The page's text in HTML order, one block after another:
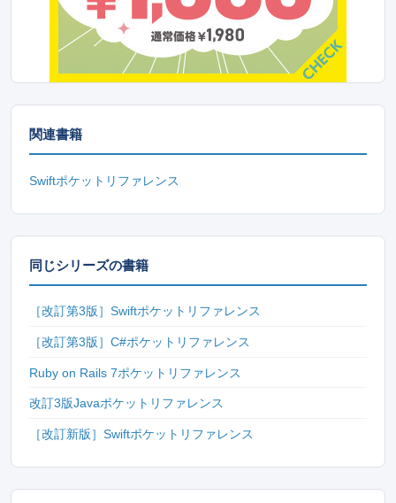
関連書籍
Swiftポケットリファレンス
同じシリーズの書籍
［改訂第3版］Swiftポケットリファレンス
［改訂第3版］C#ポケットリファレンス
Ruby on Rails 7ポケットリファレンス
改訂3版Javaポケットリファレンス
［改訂新版］Swiftポケットリファレンス